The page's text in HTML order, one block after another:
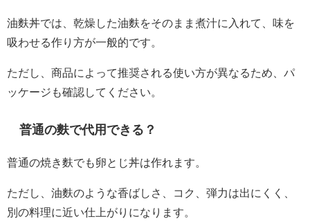
油麩丼では、乾燥した油麩をそのまま煮汁に入れて、味を
吸わせる作り方が一般的です。
ただし、商品によって推奨される使い方が異なるため、パ
ッケージも確認してください。
普通の麩で代用できる？
普通の焼き麩でも卵とじ丼は作れます。
ただし、油麩のような香ばしさ、コク、弾力は出にくく、
別の料理に近い仕上がりになります。